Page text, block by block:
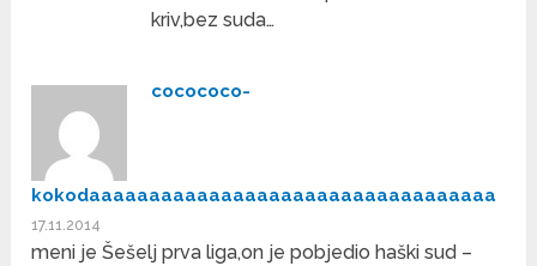
kriv,bez suda…
cocococo-
kokodaaaaaaaaaaaaaaaaaaaaaaaaaaaaaaaaaa
17.11.2014
meni je Šešelj prva liga,on je pobjedio haški sud –